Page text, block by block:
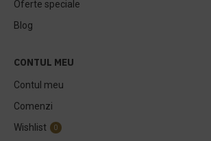
Oferte speciale
Blog
CONTUL MEU
Contul meu
Comenzi
Wishlist
0